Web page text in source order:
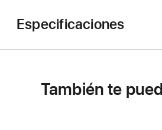
Especificaciones
También te